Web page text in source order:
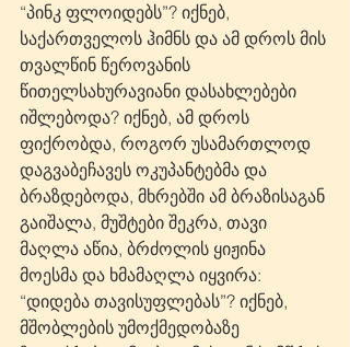
“პინკ ფლოიდებს”? იქნებ,
საქართველოს ჰიმნს და ამ დროს მის
თვალწინ წეროვანის
წითელსახურავიანი დასახლებები
იშლებოდა? იქნებ, ამ დროს
ფიქრობდა, როგორ უსამართლოდ
დაგვაბეჩავეს ოკუპანტებმა და
ბრაზდებოდა, მხრებში ამ ბრაზისაგან
გაიშალა, მუშტები შეკრა, თავი
მაღლა აწია, ბრძოლის ყიჟინა
მოესმა და ხმამაღლა იყვირა:
“დიდება თავისუფლებას”? იქნებ,
მშობლების უმოქმედობაზე